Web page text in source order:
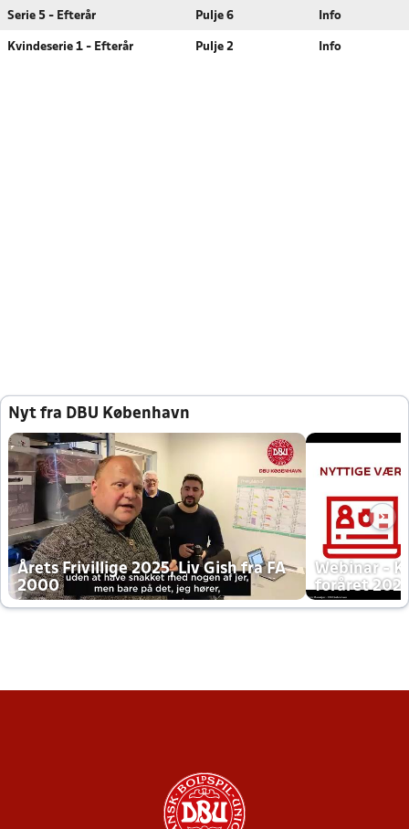
Serie 5 - Efterår Pulje 6 Info
Kvindeserie 1 - Efterår Pulje 2 Info
Nyt fra DBU København
Årets Frivillige 2025, Liv Gish fra FA
2000
Webinar -
foråret